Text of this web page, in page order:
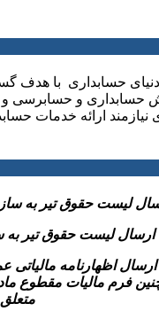
حسابداری با هدف
حسابداری و حسابرسی و
نیازمند ارائه خدمات
ليست حقوق تیر به
ارسال ليست حقوق تیر به